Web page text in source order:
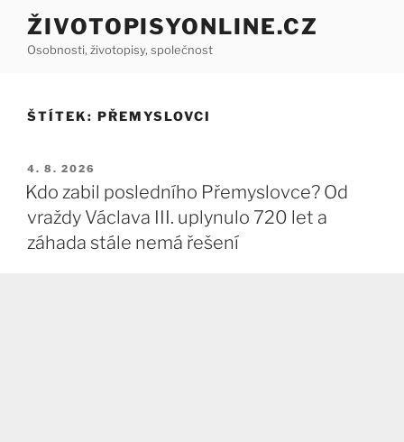
Přejít
obsahu
ŽIVOTOPISYONLINE.CZ
Osobnosti, životopisy, společnost
ŠTÍTEK: PŘEMYSLOVCI
PUBLIKOVÁNO
4. 8. 2026
Kdo zabil posledního Přemyslovce? Od
vraždy Václava III. uplynulo 720 let a
záhada stále nemá řešení